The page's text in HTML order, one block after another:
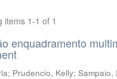
items 1-1 of 1
enquadramento
; Prudencio, Kelly; Sampaio,